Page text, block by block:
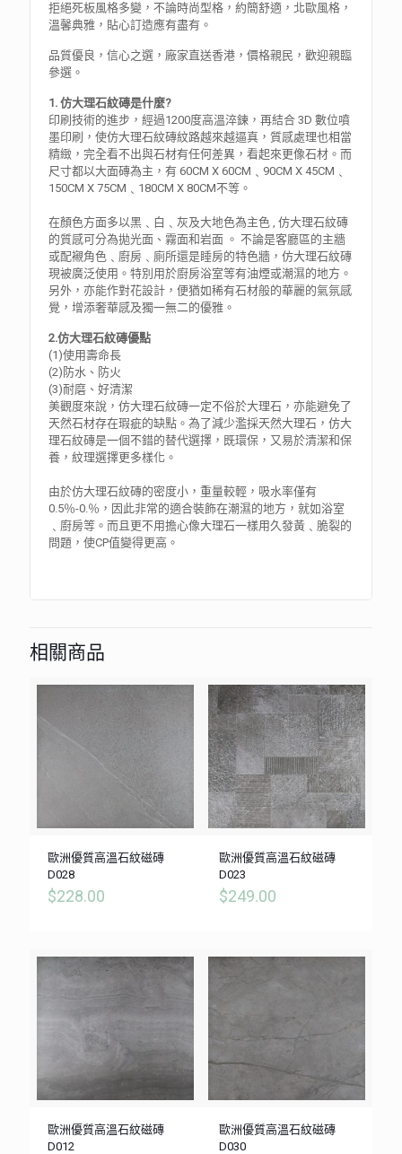
拒絕死板風格多變，不論時尚型格，約簡舒適，北歐風格，
溫馨典雅，貼心訂造應有盡有。
品質優良，信心之選，廠家直送香港，價格親民，歡迎親臨
參選。
1. 仿大理石紋磚是什麼?
印刷技術的進步，經過1200度高溫淬鍊，再結合 3D 數位噴
墨印刷，使仿大理石紋磚紋路越來越逼真，質感處理也相當
精緻，完全看不出與石材有任何差異，看起來更像石材。而
尺寸都以大面磚為主，有 60CM X 60CM﹑90CM X 45CM﹑
150CM X 75CM﹑180CM X 80CM不等。
在顏色方面多以黑﹑白﹑灰及大地色為主色 , 仿大理石紋磚
的質感可分為拋光面、霧面和岩面 。 不論是客廳區的主牆
或配襯角色﹑廚房﹑廁所還是睡房的特色牆，仿大理石紋磚
現被廣泛使用。特別用於廚房浴室等有油煙或潮濕的地方。
另外，亦能作對花設計，便猶如稀有石材般的華麗的氣氛感
覺，增添奢華感及獨一無二的優雅。
2.仿大理石紋磚優點
(1)使用壽命長
(2)防水、防火
(3)耐磨、好清潔
美觀度來說，仿大理石紋磚一定不俗於大理石，亦能避免了
天然石材存在瑕疵的缺點。為了減少濫採天然大理石，仿大
理石紋磚是一個不錯的替代選擇，既環保，又易於清潔和保
養，紋理選擇更多樣化。
由於仿大理石紋磚的密度小，重量較輕，吸水率僅有
0.5％-0.％，因此非常的適合裝飾在潮濕的地方，就如浴室
﹑廚房等。而且更不用擔心像大理石一樣用久發黃﹑脆裂的
問題，使CP值變得更高。
相關商品
歐洲優質高溫石紋磁磚
D028
$228.00
歐洲優質高溫石紋磁磚
D023
$249.00
歐洲優質高溫石紋磁磚
D012
歐洲優質高溫石紋磁磚
D030